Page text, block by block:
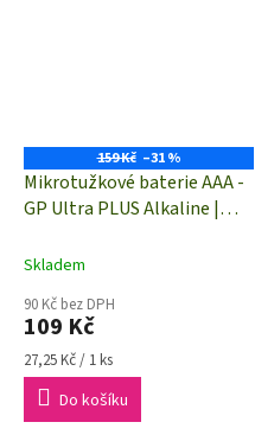
159 Kč –31 %
Mikrotužkové baterie AAA -
GP Ultra PLUS Alkaline |
Skladem
90 Kč bez DPH
109 Kč
Měrná
cena:
27,25 Kč / 1 ks
Do košíku